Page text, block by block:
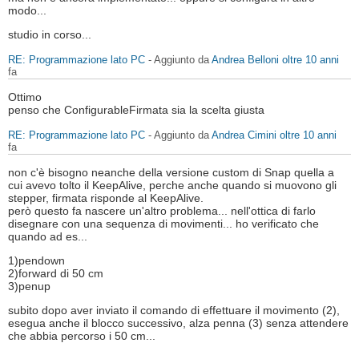
modo...
studio in corso...
RE: Programmazione lato PC - Aggiunto da Andrea Belloni oltre 10 anni
fa
Ottimo
penso che ConfigurableFirmata sia la scelta giusta
RE: Programmazione lato PC - Aggiunto da Andrea Cimini oltre 10 anni
fa
non c'è bisogno neanche della versione custom di Snap quella a
cui avevo tolto il KeepAlive, perche anche quando si muovono gli
stepper, firmata risponde al KeepAlive.
però questo fa nascere un'altro problema... nell'ottica di farlo
disegnare con una sequenza di movimenti... ho verificato che
quando ad es...
1)pendown
2)forward di 50 cm
3)penup
subito dopo aver inviato il comando di effettuare il movimento (2),
esegua anche il blocco successivo, alza penna (3) senza attendere
che abbia percorso i 50 cm...